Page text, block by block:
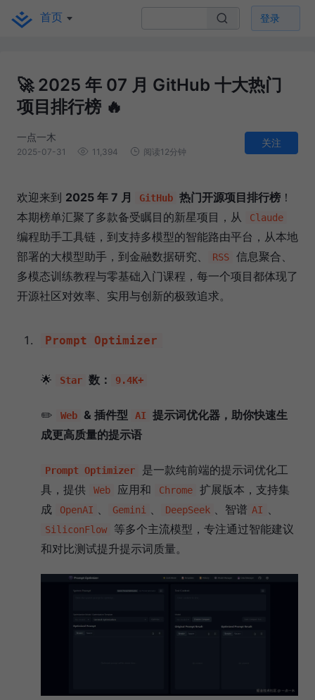
首页 登录
🚀 2025 年 07 月 GitHub 十大热门
项目排行榜 🔥
一点一木
2025-07-31 11,394 阅读12分钟
关注
欢迎来到 2025 年 7 月 GitHub 热门开源项目排行榜 ！
本期榜单汇聚了多款备受瞩目的新星项目，从
Claude
编程助手工具链，到支持多模型的智能路由平台，从本地
部署的大模型助手，到金融数据研究、
RSS
信息聚合、
多模态训练教程与零基础入门课程，每一个项目都体现了
开源社区对效率、实用与创新的极致追求。
Prompt Optimizer
🌟 Star 数： 9.4K+
✏️ Web & 插件型 AI
提示词优化器，助你快速生
成更高质量的提示语
Prompt Optimizer
是一款纯前端的提示词优化工
具，提供
Web 应用和 Chrome
扩展版本，支持集
成
OpenAI Gemini DeepSeek 、智谱 AI
SiliconFlow
等多个主流模型，专注通过智能建议
和对比测试提升提示词质量。